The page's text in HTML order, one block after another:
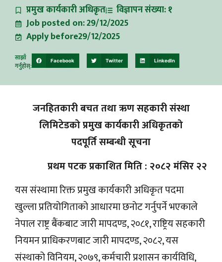
प्रमुख कार्यकारी अधिकृत
विज्ञापन संख्या: १
Job posted on: 29/12/2025
Apply before29/12/2025
साझाँ
गर्नुहोस्:
Facebook Twitter LinkedIn
जनहितकारी बचत तथा ऋण सहकारी संस्था
लिमिटेडको प्रमुख कार्यकारी अधिकृतको
पदपूर्ति सम्बन्धी सूचना
प्रथम पटक प्रकाशित मिति : २०८२ मंसिर २२
यस संस्थामा रिक्त प्रमुख कार्यकारी अधिकृत पदमा
खुल्ला प्रतियोगिताको आधारमा छनोट गर्नुपर्ने भएकाले
नेपाल राष्ट्र बैंकबाट जारी मापदण्ड, २०८१, राष्ट्रिय सहकारी
नियमन प्राधिकरणबाट जारी मापदण्ड, २०८२, यस
संस्थाको विनियम, २०७९, कर्मचारी प्रशासन कार्यविधि,